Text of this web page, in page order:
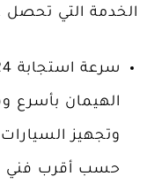
الخدمة التي تحصل
الهيمان بأسرع
وتجهيز السيارات
حسب أقرب فني